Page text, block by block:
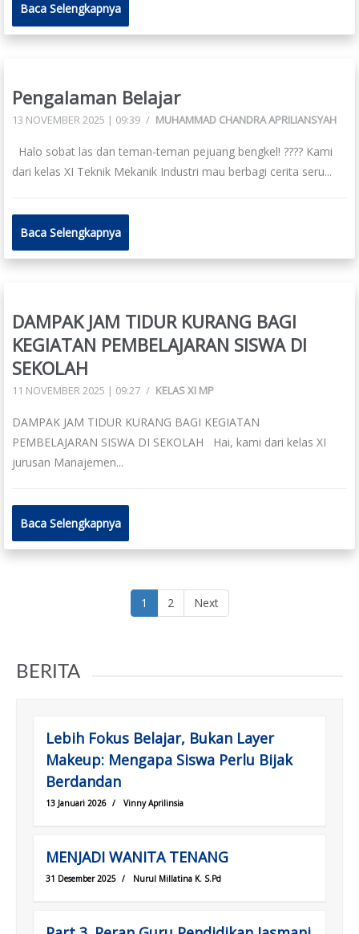
Baca Selengkapnya
Pengalaman Belajar
13 NOVEMBER 2025 | 09:39 / MUHAMMAD CHANDRA APRILIANSYAH
Halo sobat las dan teman-teman pejuang bengkel! ???? Kami
dari kelas XI Teknik Mekanik Industri mau berbagi cerita seru...
Baca Selengkapnya
DAMPAK JAM TIDUR KURANG BAGI
KEGIATAN PEMBELAJARAN SISWA DI
SEKOLAH
11 NOVEMBER 2025 | 09:27 / KELAS XI MP
DAMPAK JAM TIDUR KURANG BAGI KEGIATAN
PEMBELAJARAN SISWA DI SEKOLAH Hai, kami dari kelas XI
jurusan Manajemen...
Baca Selengkapnya
1 (current)
2 Next
BERITA
Lebih Fokus Belajar, Bukan Layer
Makeup: Mengapa Siswa Perlu Bijak
Berdandan
13 Januari 2026 / Vinny Aprilinsia
MENJADI WANITA TENANG
31 Desember 2025 / Nurul Millatina K. S.Pd